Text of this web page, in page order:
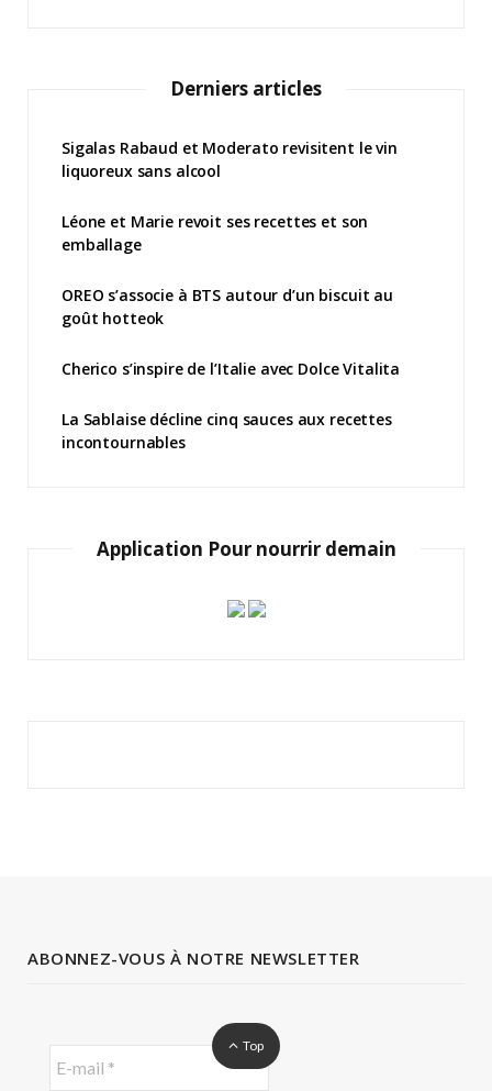
Derniers articles
Sigalas Rabaud et Moderato revisitent le vin
liquoreux sans alcool
Léone et Marie revoit ses recettes et son
emballage
OREO s’associe à BTS autour d’un biscuit au
goût hotteok
Cherico s’inspire de l’Italie avec Dolce Vitalita
La Sablaise décline cinq sauces aux recettes
incontournables
Application Pour nourrir demain
ABONNEZ-VOUS À NOTRE NEWSLETTER
Top